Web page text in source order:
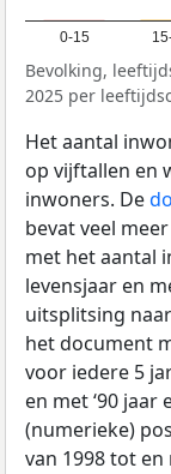
0-15
Bevolking,
2025 per
Het aantal
op vijftallen en
inwoners. De
bevat veel
met het aantal
levensjaar en
uitsplitsing
het document
voor iedere 5
en met ‘90 jaar
(numerieke)
van 1998 tot en